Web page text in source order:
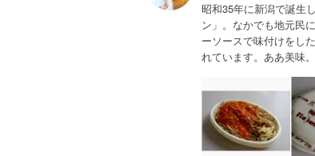
昭和35年に新潟で誕生
ン」。なかでも地元民
ーソースで味付けをし
れています。ああ美味。